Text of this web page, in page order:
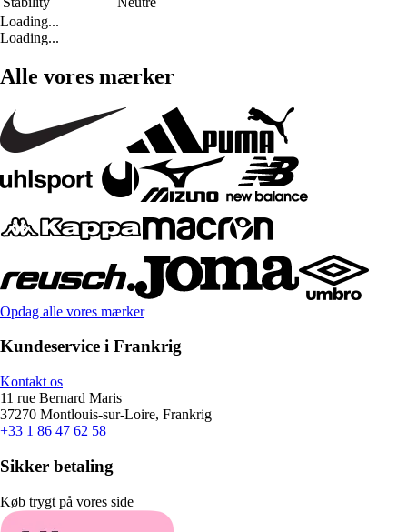
Loading...
Loading...
Alle vores mærker
Opdag alle vores mærker
Kundeservice i Frankrig
Kontakt os
11 rue Bernard Maris
37270 Montlouis-sur-Loire, Frankrig
+33 1 86 47 62 58
Sikker betaling
Køb trygt på vores side